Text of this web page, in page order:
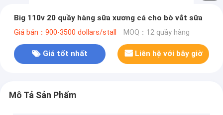
Big 110v 20 quầy hàng sữa xương cá cho bò vắt sữa
Giá bán：900-3500 dollars/stall MOQ：12 quầy hàng
Giá tốt nhất Liên hệ với bây giờ
Mô Tả Sản Phẩm